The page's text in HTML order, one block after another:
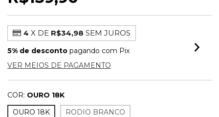
4 X DE R$34,98 SEM JUROS
5% de desconto pagando com Pix
VER MEIOS DE PAGAMENTO
COR: OURO 18K
OURO 18K
RODIO BRANCO